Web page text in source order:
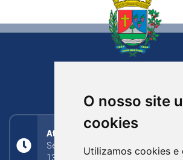
O nosso site
cookies
Utilizamos cookies e
Atendimento
Segunda a Sexta: 8h às 11h30min
13h30min às 17h (tarde)